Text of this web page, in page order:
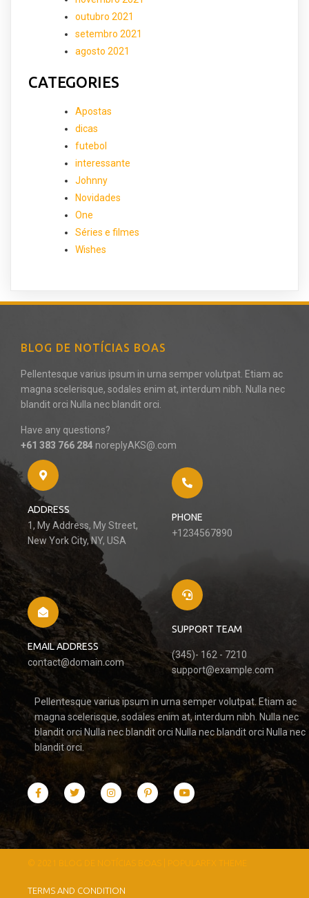
outubro 2021
setembro 2021
agosto 2021
CATEGORIES
Apostas
dicas
futebol
interessante
Johnny
Novidades
One
Séries e filmes
Wishes
BLOG DE NOTÍCIAS BOAS
Pellentesque varius ipsum in urna semper volutpat. Etiam ac
magna scelerisque, sodales enim at, interdum nibh. Nulla nec
blandit orci Nulla nec blandit orci.
Have any questions?
+61 383 766 284 noreplyAKS@.com
ADDRESS
1, My Address, My Street,
New York City, NY, USA
PHONE
+1234567890
EMAIL ADDRESS
contact@domain.com
SUPPORT TEAM
(345)- 162 - 7210
support@example.com
Pellentesque varius ipsum in urna semper volutpat. Etiam ac
magna scelerisque, sodales enim at, interdum nibh. Nulla nec
blandit orci Nulla nec blandit orci Nulla nec blandit orci Nulla nec
blandit orci.
© 2021 BLOG DE NOTÍCIAS BOAS | POPULARFX THEME
TERMS AND CONDITION